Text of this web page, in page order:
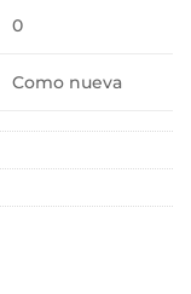
0
Como nueva